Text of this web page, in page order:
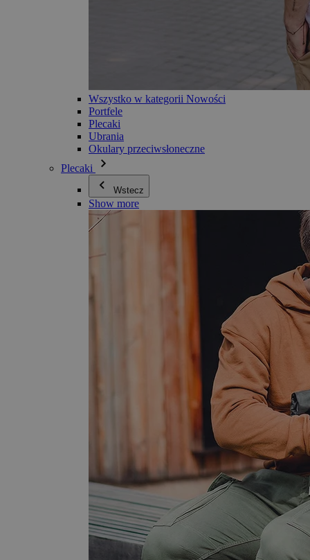
Wszystko w kategorii Nowości
Portfele
Plecaki
Ubrania
Okulary przeciwsłoneczne
Plecaki
Wstecz
Show more